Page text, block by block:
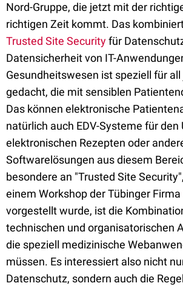
Nord-Gruppe, die jetzt mit der
richtigen Zeit kommt. Das
Trusted Site Securityfür
Datensicherheit von IT-
Gesundheitswesen ist speziell für
gedacht, die mit sensiblen
Das können elektronische
natürlich auch EDV-Systeme für
elektronischen Rezepten oder
Softwarelösungen aus diesem
besondere an "Trusted Site
einem Workshop der Tübinger Firma
vorgestellt wurde, ist die
technischen und organisatorischen
die speziell medizinische
müssen. Es interessiert also nicht
Datenschutz, sondern auch die